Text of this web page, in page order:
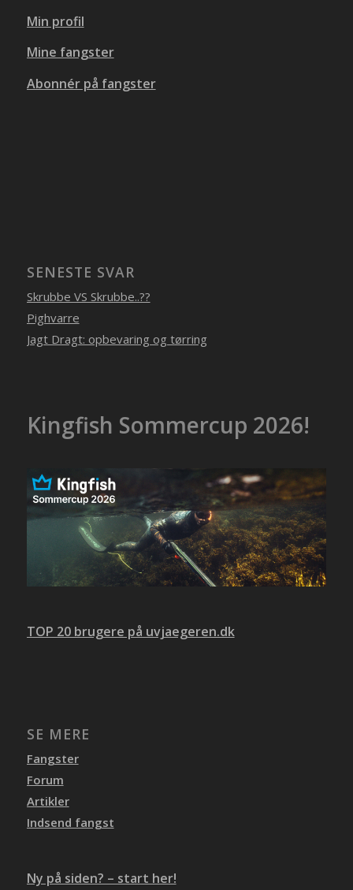
Min profil
Mine fangster
Abonnér på fangster
SENESTE SVAR
Skrubbe VS Skrubbe..??
Pighvarre
Jagt Dragt: opbevaring og tørring
Kingfish Sommercup 2026!
TOP 20 brugere på uvjaegeren.dk
SE MERE
Fangster
Forum
Artikler
Indsend fangst
Ny på siden? – start her!